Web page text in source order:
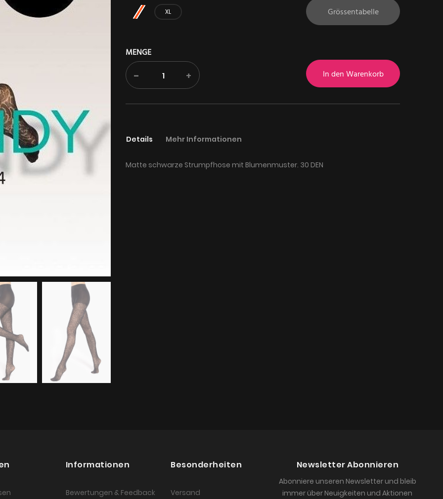
L XL Grössentabelle
MENGE
- + In den Warenkorb
Details
Matte schwarze Strumpfhose mit Blumenmuster. 30 DEN
Mehr Informationen
Informationen
Bewertungen & Feedback
Besonderheiten
Versand
Newsletter Abonnieren
Abonniere unseren Newsletter und bleib
immer über Neuigkeiten und Aktionen